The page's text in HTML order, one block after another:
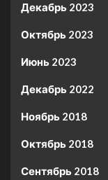
Декабрь 2023
Октябрь 2023
Июнь 2023
Декабрь 2022
Ноябрь 2018
Октябрь 2018
Сентябрь 2018